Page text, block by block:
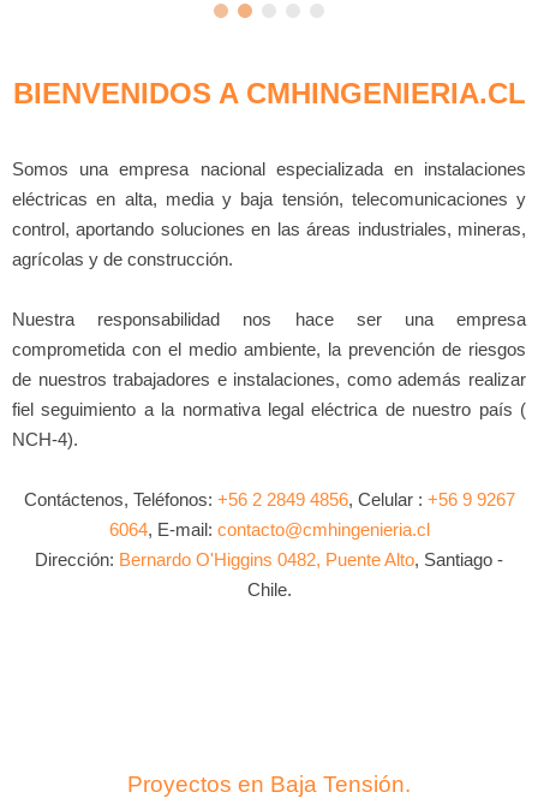
BIENVENIDOS A CMHINGENIERIA.CL
Somos una empresa nacional especializada en instalaciones
eléctricas en alta, media y baja tensión, telecomunicaciones y
control, aportando soluciones en las áreas industriales, mineras,
agrícolas y de construcción.
Nuestra responsabilidad nos hace ser una empresa
comprometida con el medio ambiente, la prevención de riesgos
de nuestros trabajadores e instalaciones, como además realizar
fiel seguimiento a la normativa legal eléctrica de nuestro país (
NCH-4).
Contáctenos, Teléfonos: +56 2 2849 4856, Celular : +56 9 9267
6064, E-mail: contacto@cmhingenieria.cl
Dirección: Bernardo O'Higgins 0482, Puente Alto, Santiago -
Chile.
Proyectos en Baja Tensión.